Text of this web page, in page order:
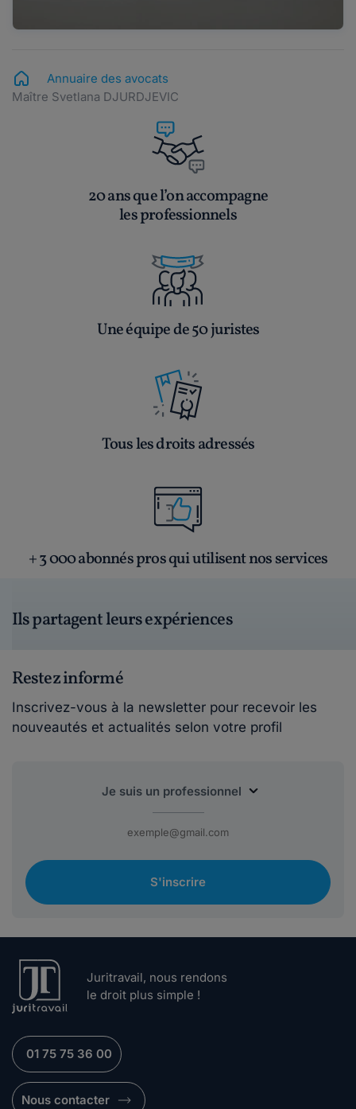
Annuaire des avocats
Maître Svetlana DJURDJEVIC
20 ans que l’on accompagne
les professionnels
Une équipe de 50 juristes
Tous les droits adressés
+ 3 000 abonnés pros qui utilisent nos services
Ils partagent leurs expériences
Restez informé
Inscrivez-vous à la newsletter pour recevoir les
nouveautés et actualités selon votre profil
S'inscrire
Juritravail, nous rendons
le droit plus simple !
01 75 75 36 00
Nous contacter